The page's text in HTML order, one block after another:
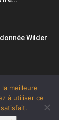
Wilder
meilleure
à utiliser ce